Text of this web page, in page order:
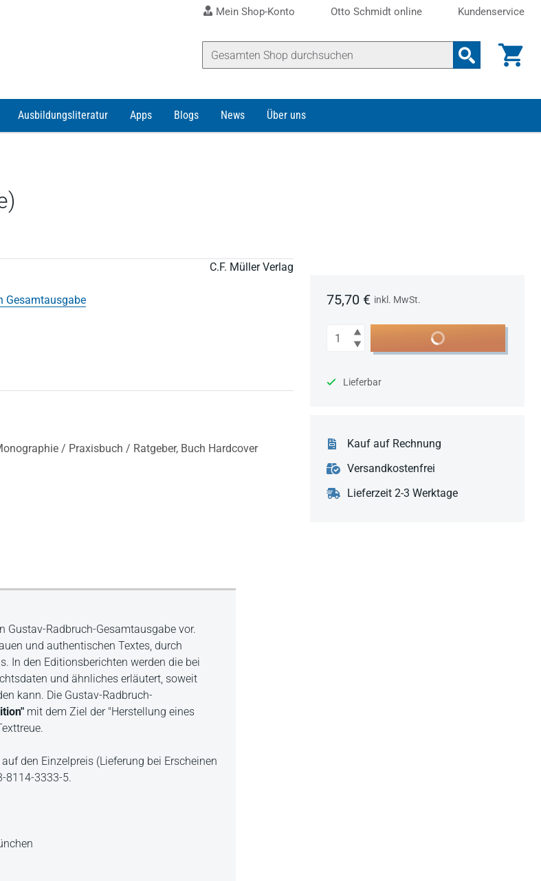
Mein Shop-Konto Otto Schmidt online Kundenservice
Ausbildungsliteratur Apps Blogs News Über uns
C.F. Müller Verlag
Gesamtausgabe
/ Praxisbuch / Ratgeber, Buch Hardcover
75,70 € inkl. MwSt.
Anzahl In den Warenkorb
Lieferbar
Kauf auf Rechnung
Versandkostenfrei
Lieferzeit 2-3 Werktage
Gustav-Radbruch-Gesamtausgabe vor.
und authentischen Textes, durch
In den Editionsberichten werden die bei
und ähnliches erläutert, soweit
kann. Die Gustav-Radbruch-
mit dem Ziel der "Herstellung eines
den Einzelpreis (Lieferung bei Erscheinen
8114-3333-5.